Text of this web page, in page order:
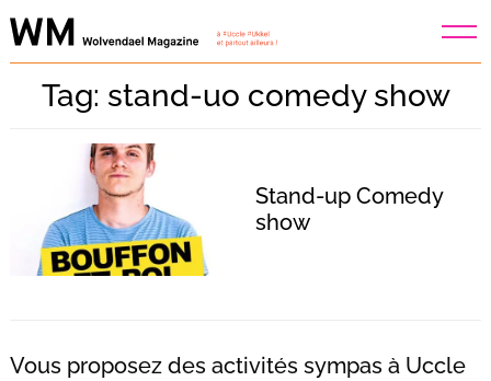
Skip
to
Tag: stand-uo comedy show
Stand-up Comedy
show
Vous proposez des activités sympas à Uccle